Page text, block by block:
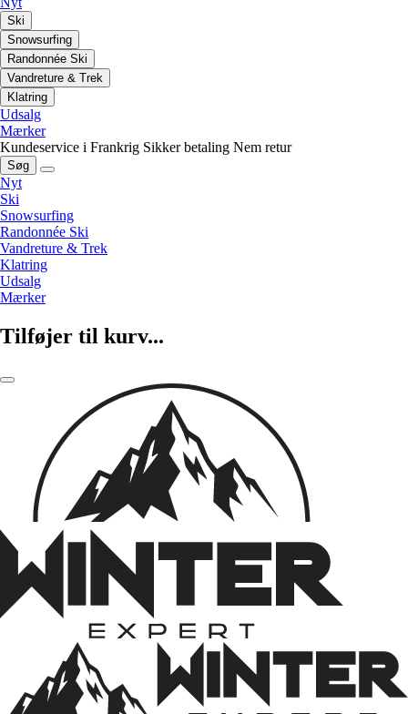
Ski
Snowsurfing
Randonnée Ski
Vandreture & Trek
Klatring
Udsalg
Mærker
Kundeservice i Frankrig Sikker betaling Nem retur
Søg
Nyt
Ski
Snowsurfing
Randonnée Ski
Vandreture & Trek
Klatring
Udsalg
Mærker
Tilføjer til kurv...